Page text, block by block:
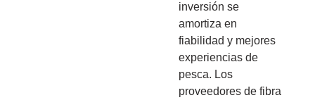
inversión se
amortiza en
fiabilidad y mejores
experiencias de
pesca. Los
proveedores de fibra